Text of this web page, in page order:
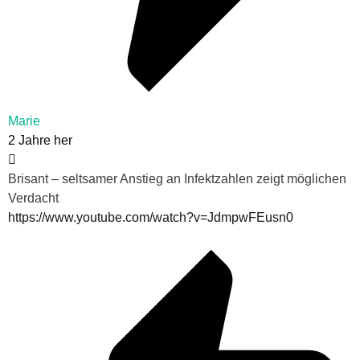
Marie
2 Jahre her
Brisant – seltsamer Anstieg an Infektzahlen zeigt möglichen
Verdacht
https://www.youtube.com/watch?v=JdmpwFEusn0